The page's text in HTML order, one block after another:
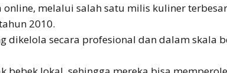
melalui salah satu milis kuliner
2010.
dikelola secara profesional dan dalam skala